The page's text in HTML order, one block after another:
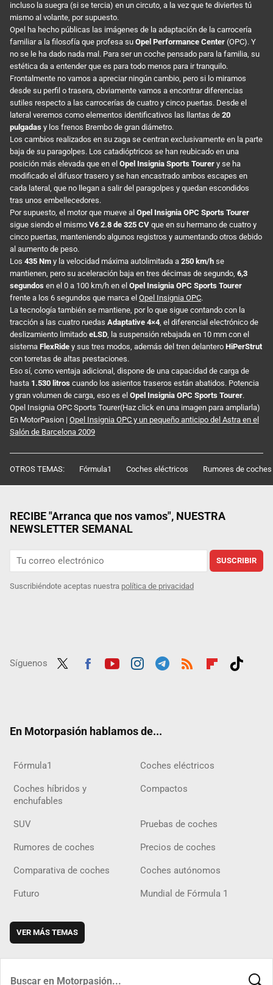
incluso la suegra (si se tercia) en un circuto, a la vez que te diviertes tú
mismo al volante, por supuesto.
Opel ha hecho públicas las imágenes de la adaptación de la carrocería
familiar a la filosofía que profesa su Opel Performance Center (OPC). Y
no se le ha dado nada mal. Para ser un coche pensado para la familia, su
estética da a entender que es para todo menos para ir tranquilo.
Frontalmente no vamos a apreciar ningún cambio, pero si lo miramos
desde su perfil o trasera, obviamente vamos a encontrar diferencias
sutiles respecto a las carrocerías de cuatro y cinco puertas. Desde el
lateral veremos como elementos identificativos las llantas de 20
pulgadas y los frenos Brembo de gran diámetro.
Los cambios realizados en su zaga se centran exclusivamente en la parte
baja de su paragolpes. Los catadióptricos se han reubicado en una
posición más elevada que en el Opel Insignia Sports Tourer y se ha
modificado el difusor trasero y se han encastrado ambos escapes en
cada lateral, que no llegan a salir del paragolpes y quedan escondidos
tras unos embellecedores.
Por supuesto, el motor que mueve al Opel Insignia OPC Sports Tourer
sigue siendo el mismo V6 2.8 de 325 CV que en su hermano de cuatro y
cinco puertas, manteniendo algunos registros y aumentando otros debido
al aumento de peso.
Los 435 Nm y la velocidad máxima autolimitada a 250 km/h se
mantienen, pero su aceleración baja en tres décimas de segundo, 6,3
segundos en el 0 a 100 km/h en el Opel Insignia OPC Sports Tourer
frente a los 6 segundos que marca el Opel Insignia OPC.
La tecnología también se mantiene, por lo que sigue contando con la
tracción a las cuatro ruedas Adaptative 4×4, el diferencial electrónico de
deslizamiento limitado eLSD, la suspensión rebajada en 10 mm con el
sistema FlexRide y sus tres modos, además del tren delantero HiPerStrut
con torretas de altas prestaciones.
Eso sí, como ventaja adicional, dispone de una capacidad de carga de
hasta 1.530 litros cuando los asientos traseros están abatidos. Potencia
y gran volumen de carga, eso es el Opel Insignia OPC Sports Tourer.
Opel Insignia OPC Sports Tourer(Haz click en una imagen para ampliarla)
En MotorPasion | Opel Insignia OPC y un pequeño anticipo del Astra en el
Salón de Barcelona 2009
OTROS TEMAS: Fórmula1 Coches eléctricos Rumores de coches
RECIBE "Arranca que nos vamos", NUESTRA
NEWSLETTER SEMANAL
SUSCRIBIR
Suscribiéndote aceptas nuestra política de privacidad
Síguenos
En Motorpasión hablamos de...
Fórmula1 Coches eléctricos
Coches híbridos y
enchufables
Compactos
SUV Pruebas de coches
Rumores de coches Precios de coches
Comparativa de coches Coches autónomos
Futuro Mundial de Fórmula 1
VER MÁS TEMAS